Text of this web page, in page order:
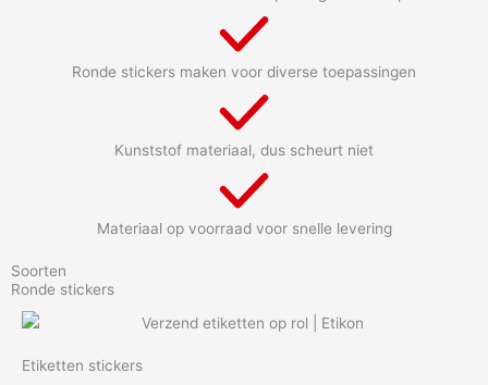
Ronde stickers maken voor diverse toepassingen
Kunststof materiaal, dus scheurt niet
Materiaal op voorraad voor snelle levering
Soorten
Ronde stickers
Etiketten stickers